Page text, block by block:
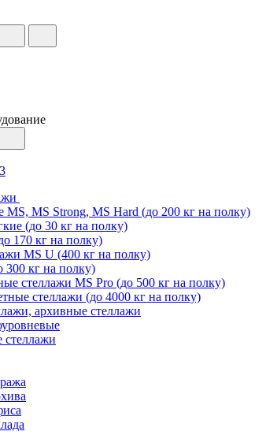
MS, MS Strong, MS Hard (до 200 кг на полку)
(до 30 кг на полку)
170 кг на полку)
MS U (400 кг на полку)
300 кг на полку)
стеллажи MS Pro (до 500 кг на полку)
стеллажи (до 4000 кг на полку)
архивные стеллажи
стеллажи